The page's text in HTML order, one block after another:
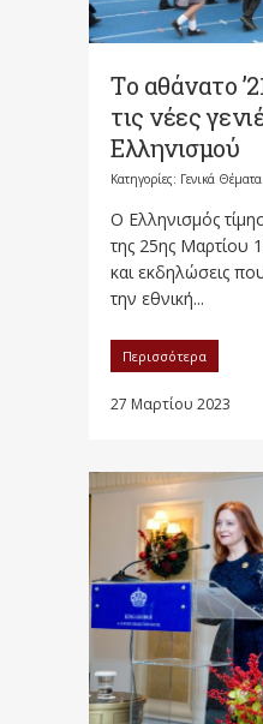
Tο αθάνατο
τις νέες
Ελληνισμού
Κατηγορίες: Γενικά Θέματα
Ο Ελληνισμός
της 25ης Μαρτίου
και εκδηλώσεις
την εθνική...
Περισσότερα
27 Μαρτίου 2023